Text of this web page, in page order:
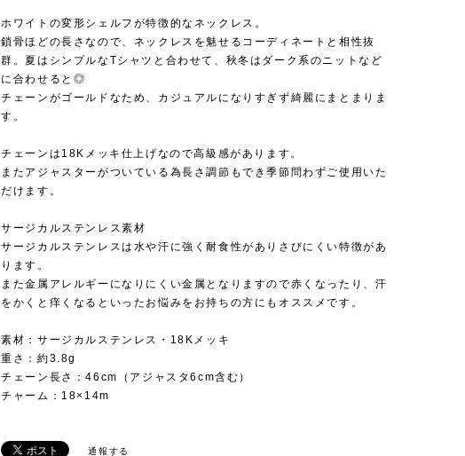
ホワイトの変形シェルフが特徴的なネックレス。
鎖骨ほどの長さなので、ネックレスを魅せるコーディネートと相性抜
群。夏はシンプルなTシャツと合わせて、秋冬はダーク系のニットなど
に合わせると◎
チェーンがゴールドなため、カジュアルになりすぎず綺麗にまとまりま
す。
チェーンは18Kメッキ仕上げなので高級感があります。
またアジャスターがついている為長さ調節もでき季節問わずご使用いた
だけます。
サージカルステンレス素材
サージカルステンレスは水や汗に強く耐食性がありさびにくい特徴があ
ります。
また金属アレルギーになりにくい金属となりますので赤くなったり、汗
をかくと痒くなるといったお悩みをお持ちの方にもオススメです。
素材：サージカルステンレス・18Kメッキ
重さ：約3.8g
チェーン長さ：46cm（アジャスタ6cm含む）
チャーム：18×14m
通報する